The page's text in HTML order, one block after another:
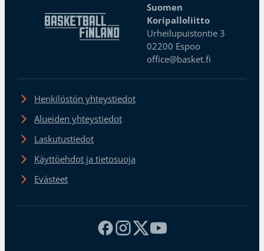
Suomen
Koripalloliitto
Urheilupuistontie 3
02200 Espoo
office@basket.fi
Henkilöstön yhteystiedot
Alueiden yhteystiedot
Laskutustiedot
Käyttöehdot ja tietosuoja
Evästeet